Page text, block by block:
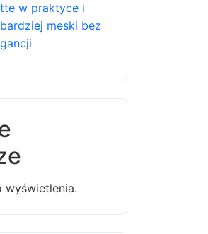
w praktyce i
meski bez
wyświetlenia.